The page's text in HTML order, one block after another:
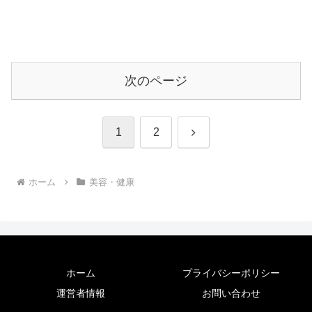
次のページ
1 2 次
ホーム 美容・健康
ホーム
プライバシーポリシー
運営者情報
お問い合わせ